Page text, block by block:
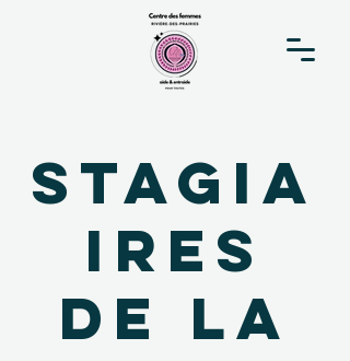
Stagia
ires
de la